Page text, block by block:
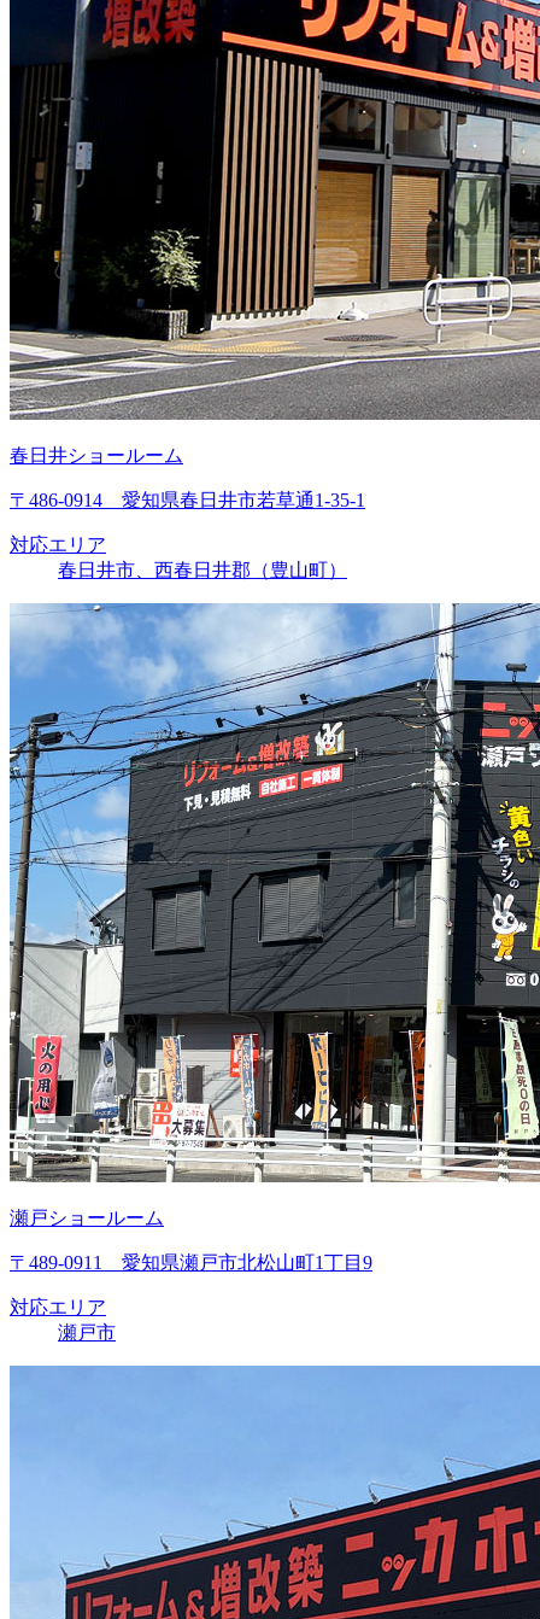
春日井ショールーム
〒486-0914 愛知県春日井市若草通1-35-1
対応エリア
春日井市、西春日井郡（豊山町）
瀬戸ショールーム
〒489-0911 愛知県瀬戸市北松山町1丁目9
対応エリア
瀬戸市